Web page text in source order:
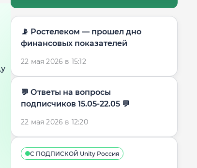
📡 Ростелеком — прошел дно
финансовых показателей
22 мая 2026 в 15:12
​​💬 Ответы на вопросы
подписчиков 15.05-22.05 💬
22 мая 2026 в 12:20
С ПОДПИСКОЙ Unity Россия